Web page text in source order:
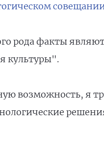
рода факты
культуры".
возможность, я